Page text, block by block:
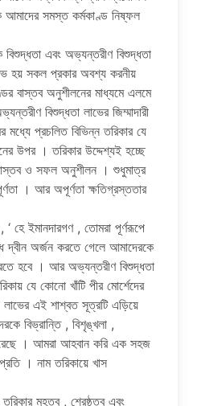
আমাদের সমস্ত কর্মকাণ্ড নিষ্ফল
বিশুদ্ধতা এবং অভ্যন্তরীণ বিশুদ্ধতা
হয় সকল প্রকার অবশ্য করনীয়
বাস্তব অনুশীলনের মাধ্যমে এলমে
বিশুদ্ধতা লাভের জিম্মাদারী
মধ্যে প্রচলিত বিভিন্ন তরিকার যে
উপর । তরিকার উদ্দেশ্যই হচ্ছে
ও সফল অনুশীলন । শুধুমাত্র
। আর অপূর্ণতা ক্ষতিগ্রস্ততার
হে ইমানদারগণ , তোমরা পূর্ণরূপে
দ্বীন অর্জন করতে গেলে আমাদেরকে
হবে । আর অভ্যন্তরীণ বিশুদ্ধতা
যে কোনো খাঁটি পীর মোর্শেদের
লাভের এই শাশ্বত সূত্রটি এড়িয়ে
বিভ্রান্তি , বিশৃঙ্খলা ,
। আমরা আহবান করি এক সহজ
। নাম তরিকায়ে খাস
মহত্ব , শ্রেষ্ঠত্ব এবং